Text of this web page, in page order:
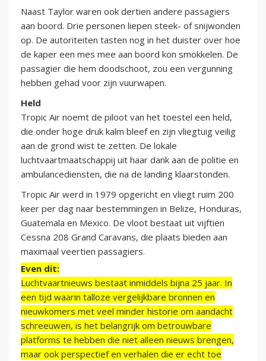
Naast Taylor waren ook dertien andere passagiers
aan boord. Drie personen liepen steek- of snijwonden
op. De autoriteiten tasten nog in het duister over hoe
de kaper een mes mee aan boord kon smokkelen. De
passagier die hem doodschoot, zou een vergunning
hebben gehad voor zijn vuurwapen.
Held
Tropic Air noemt de piloot van het toestel een held,
die onder hoge druk kalm bleef en zijn vliegtuig veilig
aan de grond wist te zetten. De lokale
luchtvaartmaatschappij uit haar dank aan de politie en
ambulancediensten, die na de landing klaarstonden.
Tropic Air werd in 1979 opgericht en vliegt ruim 200
keer per dag naar bestemmingen in Belize, Honduras,
Guatemala en Mexico. De vloot bestaat uit vijftien
Cessna 208 Grand Caravans, die plaats bieden aan
maximaal veertien passagiers.
Even dit:
Luchtvaartnieuws bestaat inmiddels bijna 25 jaar. In
een tijd waarin talloze vergelijkbare bronnen en
nieuwkomers met veel minder historie om aandacht
schreeuwen, is het belangrijk om betrouwbare
platforms te hebben die niet alleen nieuws brengen,
maar ook perspectief en verhalen die er echt toe